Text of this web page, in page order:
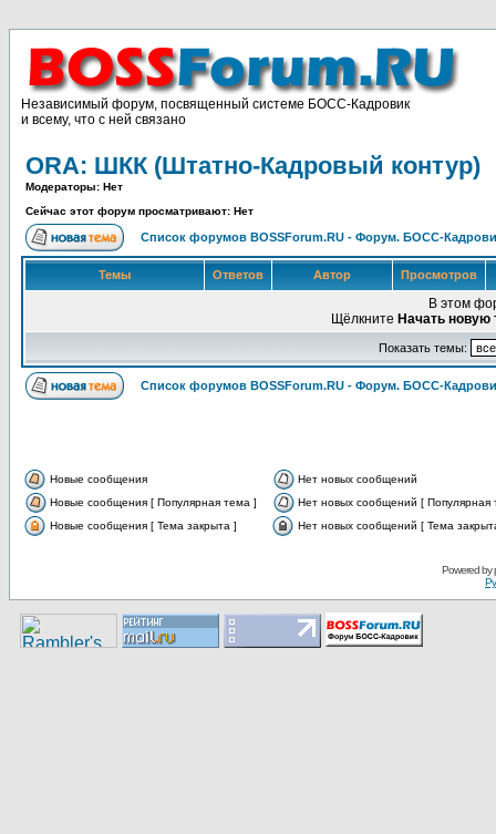
Независимый форум, посвященный системе БОСС-Кадровик
и всему, что с ней связано
ORA: ШКК (Штатно-Кадровый контур)
Модераторы: Нет
Сейчас этот форум просматривают: Нет
Список форумов BOSSForum.RU - Форум. БОСС-
Темы Ответов Автор Просмотров
В этом
Щёлкните Начать новую
Показать темы:
Список форумов BOSSForum.RU - Форум. БОСС-
Новые сообщения
Нет новых сообщений
Новые сообщения [ Популярная тема ]
Нет новых сообщений [ Популярная
Новые сообщения [ Тема закрыта ]
Нет новых сообщений [ Тема
Pоwerеd by